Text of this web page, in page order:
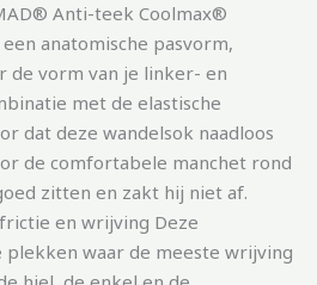
Anti-teek Coolmax®
anatomische pasvorm,
de vorm van je linker- en
met de elastische
dat deze wandelsok naadloos
de comfortabele manchet rond
zitten en zakt hij niet af.
en wrijving Deze
plekken waar de meeste wrijving